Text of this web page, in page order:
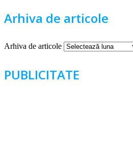
Arhiva de articole
Arhiva de articole
PUBLICITATE